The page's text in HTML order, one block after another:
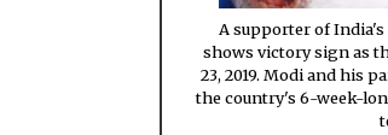
A supporter of
shows victory sign as
23, 2019. Modi and his
the country's 6-week-